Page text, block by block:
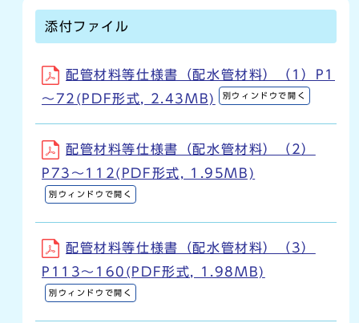
添付ファイル
配管材料等仕様書（配水管材料）（1）P1
～72(PDF形式, 2.43MB)
別ウィンドウで開く
配管材料等仕様書（配水管材料）（2）
P73～112(PDF形式, 1.95MB)
別ウィンドウで開く
配管材料等仕様書（配水管材料）（3）
P113～160(PDF形式, 1.98MB)
別ウィンドウで開く